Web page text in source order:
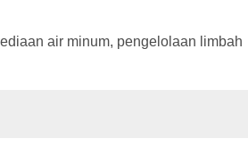
air minum, pengelolaan limbah